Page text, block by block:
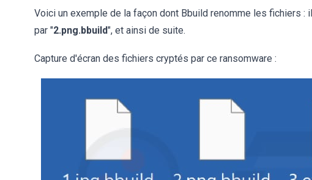
Voici un exemple de la façon dont Bbuild renomme les fichiers :
par "2.png.bbuild", et ainsi de suite.
Capture d'écran des fichiers cryptés par ce ransomware :